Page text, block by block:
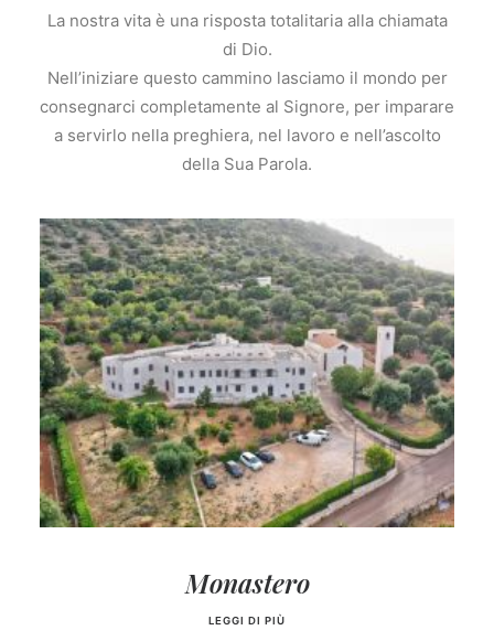
La nostra vita è una risposta totalitaria alla chiamata
di Dio.
Nell’iniziare questo cammino lasciamo il mondo per
consegnarci completamente al Signore, per imparare
a servirlo nella preghiera, nel lavoro e nell’ascolto
della Sua Parola.
Monastero
LEGGI DI PIÙ